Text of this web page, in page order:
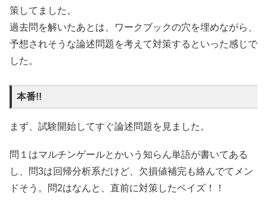
策してました。
過去問を解いたあとは、ワークブックの穴を埋めながら、
予想されそうな論述問題を考えて対策するといった感じで
した。
本番!!
まず、試験開始してすぐ論述問題を見ました。
問１はマルチンゲールとかいう知らん単語が書いてある
し、問3は回帰分析系だけど、欠損値補完も絡んでてメン
ドそう。問2はなんと、直前に対策したベイズ！！